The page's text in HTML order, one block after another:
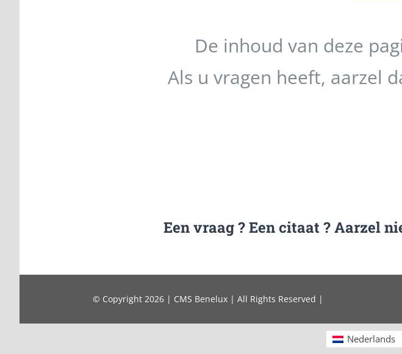
De inhoud van deze
Als u vragen heeft, aarzel
Een vraag ? Een citaat ? Aarzel
© Copyright 2026 | CMS Benelux | All Rights Reserved |
Nederlands